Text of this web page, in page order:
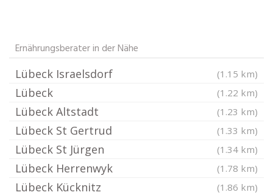
Ernährungsberater in der Nähe
Lübeck Israelsdorf (1.15 km)
Lübeck (1.22 km)
Lübeck Altstadt (1.23 km)
Lübeck St Gertrud (1.33 km)
Lübeck St Jürgen (1.34 km)
Lübeck Herrenwyk (1.78 km)
Lübeck Kücknitz (1.86 km)